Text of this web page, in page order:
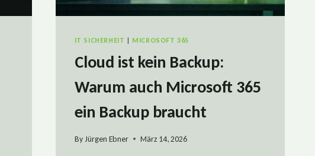
IT SICHERHEIT MICROSOFT 365
Cloud ist kein Backup:
Warum auch Microsoft 365
ein Backup braucht
ByJürgen Ebner März 14, 2026